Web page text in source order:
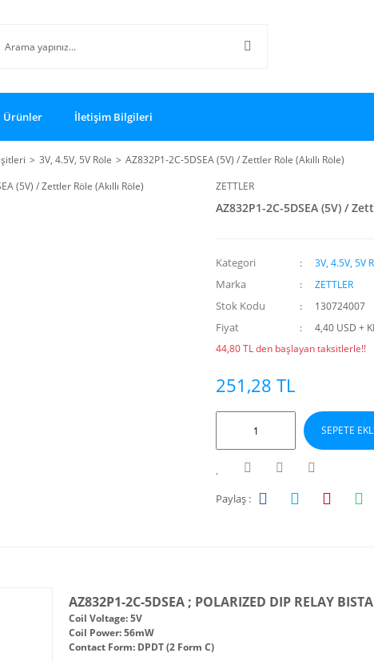
Ürünler İletişim Bilgileri
3V, 4.5V, 5V Röle
AZ832P1-2C-5DSEA (5V) / Zettler Röle (Akıllı Röle)
ZETTLER
AZ832P1-2C-5DSEA (5V) /
Kategori 3V, 4.5V, 5V
Marka ZETTLER
Stok Kodu 130724007
Fiyat
4,40 USD +
44,80 TL den başlayan taksitlerle!!
251,28 TL
SEPETE
Paylaş :
AZ832P1-2C-5DSEA ; POLARIZED DIP RELAY
Coil Voltage: 5V
Coil Power: 56mW
Contact Form: DPDT (2 Form C)